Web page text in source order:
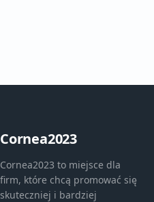
Cornea2023
Cornea2023 to miejsce dla
firm, które chcą promować się
skuteczniej i bardziej